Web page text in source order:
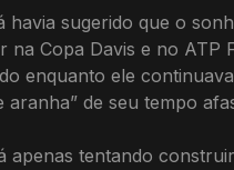
havia sugerido que o
na Copa Davis e no ATP
enquanto ele
aranha” de seu tempo
apenas tentando